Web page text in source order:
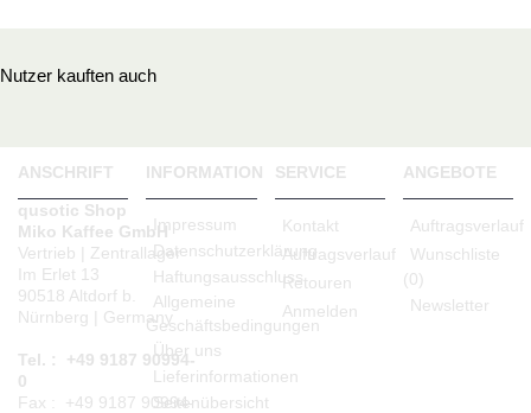
Nutzer kauften auch
ANSCHRIFT
qusotic Shop
Miko Kaffee GmbH
Vertrieb | Zentrallager
Im Erlet 13
90518 Altdorf b.
Nürnberg | Germany
Tel. : +49 9187 90994-
0
Fax : +49 9187 90994-
INFORMATION
Impressum
Datenschutzerklärung
Haftungsausschluss
Allgemeine
Geschäftsbedingungen
Über uns
Lieferinformationen
Seitenübersicht
SERVICE
Kontakt
Auftragsverlauf
Retouren
Anmelden
ANGEBOTE
Auftragsverlauf
Wunschliste
(0)
Newsletter